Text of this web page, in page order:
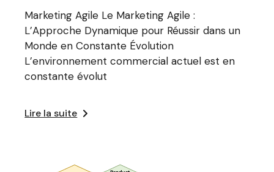
Marketing Agile Le Marketing Agile :
L’Approche Dynamique pour Réussir dans un
Monde en Constante Évolution
L’environnement commercial actuel est en
constante évolut
Lire la suite